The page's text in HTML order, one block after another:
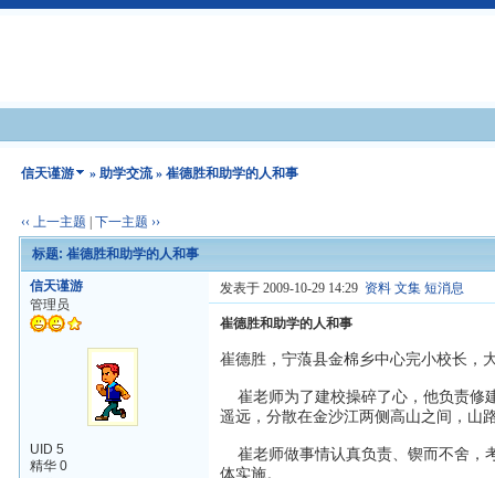
信天谨游 »助学交流» 崔德胜和助学的人和事
‹‹ 上一主题 |下一主题 ››
标题: 崔德胜和助学的人和事
信天谨游
管理员
UID 5
精华 0
发表于 2009-10-29 14:29 资料 文集 短消息
崔德胜和助学的人和事
崔德胜，宁蒗县金棉乡中心完小校长，
崔老师为了建校操碎了心，他负责修
遥远，分散在金沙江两侧高山之间，山
崔老师做事情认真负责、锲而不舍，
体实施。